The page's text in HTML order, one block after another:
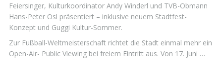
Feiersinger, Kulturkoordinator Andy Winderl und TVB-Obmann
Hans-Peter Osl präsentiert – inklusive neuem Stadtfest-
Konzept und Guggi Kultur-Sommer.
Zur Fußball-Weltmeisterschaft richtet die Stadt einmal mehr ein
Open-Air- Public Viewing bei freiem Eintritt aus. Von 17. Juni …